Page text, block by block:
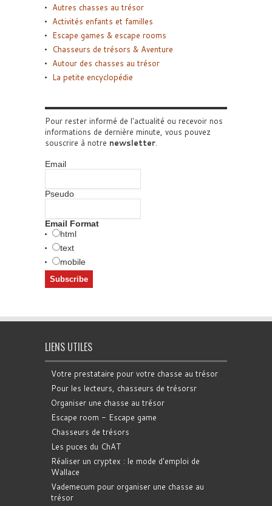
Autres chasses au trésor
Activités enfants et familles
Escape games & escape rooms
Chasseurs de trésors & Aventure
Autour des chasses au trésor
La petite encyclopédie
Pour rester informé de l'actualité ou recevoir nos
informations de dernière minute, vous pouvez
souscrire à notre newsletter.
Email
Pseudo
Email Format
html
text
mobile
LIENS UTILES
Votre prestataire pour votre chasse au trésor
Pour les lecteurs, chasseurs de trésorsr
Organiser une chasse au trésor
Escape room - Escape game
Chasseurs de trésors
Les puces du ChAT
Réaliser un cryptex : le mode d'emploi de
Wallace
Vademecum pour organiser une chasse au
trésor